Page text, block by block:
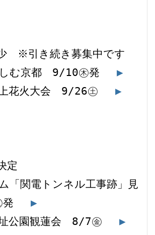
　※引き続き募集中です
む京都　9/10㊍発 ▶
花火大会　9/26㊏ ▶
定
関電トンネル工事跡」見
発 ▶
公園観蓮会　8/7㊎ ▶